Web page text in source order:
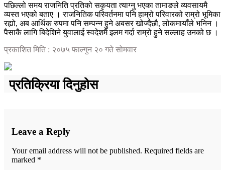
पछिल्लो समय राजनिति प्रतिको सकृयता त्याग्नु भएका तामाङले व्यवसायमै
व्यस्त भएको बताए । राजनितिक परिवर्तनमा पनि हाम्रो परिवारको राम्रो भूमिका
रह्यो, अब आर्थिक रुपमा पनि सम्पन्न हुने अबसर खोज्दैछौ, लोकमायाँले भनिन ।
पैसाकै लागि बिदेशिने युवालाई स्वदेशमै इलम गर्दा राम्रो हुने सल्लाह उनको छ ।
प्रकाशित मिति : २०७५ फाल्गुन २० गते सोमवार
प्रतिक्रिया दिनुहोस
Leave a Reply
Your email address will not be published. Required fields are
marked *